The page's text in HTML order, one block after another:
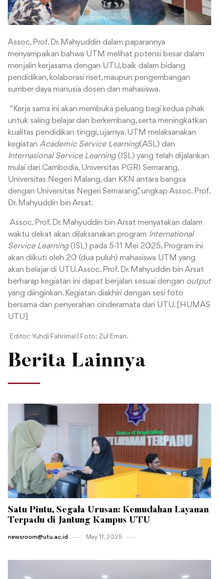
Assoc. Prof. Dr. Mahyuddin dalam paparannya
menyampaikan bahwa UTM melihat potensi besar dalam
menjalin kerjasama dengan UTU, baik dalam bidang
pendidikan, kolaborasi riset, maupun pengembangan
sumber daya manusia dosen dan mahasiswa.
“Kerja sama ini akan membuka peluang bagi kedua pihak
untuk saling belajar dan berkembang, serta meningkatkan
kualitas pendidikan tinggi, ujarnya. UTM melaksanakan
kegiatan Academic Service Learning(ASL) dan
Internasional Service Learning(ISL) yang telah dijalankan
mulai dari Cambodia, Universitas PGRI Semarang,
Universitas Negeri Malang, dan KKN antara bangsa
dengan Universitas Negeri Semarang,” ungkap Assoc. Prof.
Dr. Mahyuddin bin Arsat.
Assoc. Prof. Dr. Mahyuddin bin Arsat menyatakan dalam
waktu dekat akan dilaksanakan program International
Service Learning(ISL) pada 5-11 Mei 2025. Program ini
akan diikuti oleh 20 (dua puluh) mahasiswa UTM yang
akan belajar di UTU. Assoc. Prof. Dr. Mahyuddin bin Arsat
berharap kegiatan ini dapat berjalan sesuai dengan output
yang diinginkan. Kegiatan diakhiri dengan sesi foto
bersama dan penyerahan cinderamata dari UTU. [HUMAS
UTU]
Editor: Yuhdi Fahrimal | Foto: Zul Eman.
Berita Lainnya
Satu Pintu, Segala Urusan: Kemudahan Layanan
Terpadu di Jantung Kampus UTU
newsroom@utu.ac.id May 11 , 2025